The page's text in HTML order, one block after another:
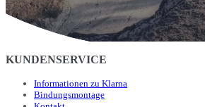
KUNDENSERVICE
Informationen zu Klarna
Bindungsmontage